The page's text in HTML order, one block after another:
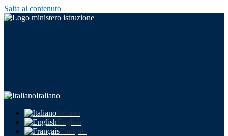
Salta al contenuto
Italiano
Italiano
English
Français